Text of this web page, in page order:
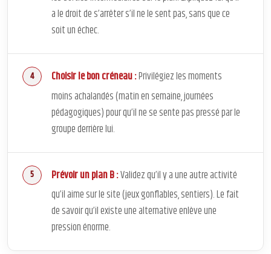
a le droit de s’arrêter s’il ne le sent pas, sans que ce
soit un échec.
Choisir le bon créneau :Privilégiez les moments
moins achalandés (matin en semaine, journées
pédagogiques) pour qu’il ne se sente pas pressé par le
groupe derrière lui.
Prévoir un plan B :Validez qu’il y a une autre activité
qu’il aime sur le site (jeux gonflables, sentiers). Le fait
de savoir qu’il existe une alternative enlève une
pression énorme.